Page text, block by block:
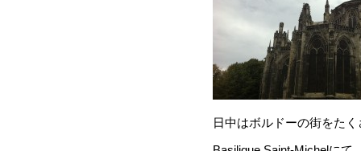
日中はボルドーの街をた